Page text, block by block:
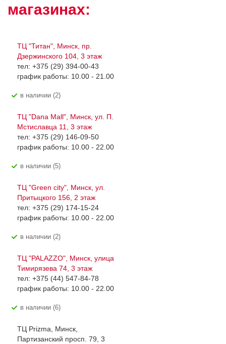
магазинах:
ТЦ "Титан", Минск, пр.
Дзержинского 104, 3 этаж
тел: +375 (29) 394-00-43
график работы: 10.00 - 21.00
В наличии (2)
ТЦ "Dana Mall", Минск, ул. П.
Мстиславца 11, 3 этаж
тел: +375 (29) 146-09-50
график работы: 10.00 - 22.00
В наличии (5)
ТЦ "Green city", Минск, ул.
Притыцкого 156, 2 этаж
тел: +375 (29) 174-15-24
график работы: 10.00 - 22.00
В наличии (2)
ТЦ "PALAZZO", Минск, улица
Тимирязева 74, 3 этаж
тел: +375 (44) 547-84-78
график работы: 10.00 - 22.00
В наличии (6)
ТЦ Prizma, Минск,
Партизанский просп. 79, 3